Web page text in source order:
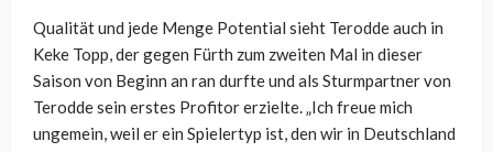
Qualität und jede Menge Potential sieht Terodde auch in
Keke Topp, der gegen Fürth zum zweiten Mal in dieser
Saison von Beginn an ran durfte und als Sturmpartner von
Terodde sein erstes Profitor erzielte. „Ich freue mich
ungemein, weil er ein Spielertyp ist, den wir in Deutschland